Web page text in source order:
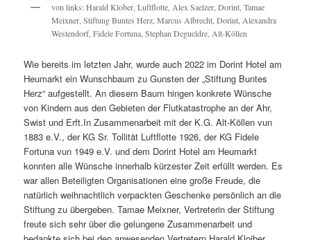
von links: Harald Klober, Luftflotte, Alex Saelzer, Dorint, Tamae
Meixner, Stiftung Buntes Herz, Marcus Albrecht, Dorint, Alexandra
Westendorf, Fidele Fortuna, Stephan Degueldre, Alt-Köllen
​ Wie bereits im letzten Jahr, wurde auch 2022 im Dorint Hotel am
Heumarkt ein Wunschbaum zu Gunsten der „Stiftung Buntes
Herz“ aufgestellt. An diesem Baum hingen konkrete Wünsche
von Kindern aus den Gebieten der Flutkatastrophe an der Ahr,
Swist und Erft. ​ In Zusammenarbeit mit der K.G. Alt-Köllen vun
1883 e.V., der KG Sr. Tollität Luftflotte 1926, der KG Fidele
Fortuna vun 1949 e.V. und dem Dorint Hotel am Heumarkt
konnten alle Wünsche innerhalb kürzester Zeit erfüllt werden. Es
war allen Beteiligten Organisationen eine große Freude, die
natürlich weihnachtlich verpackten Geschenke persönlich an die
Stiftung zu übergeben.​ Tamae Meixner, Vertreterin der Stiftung
freute sich sehr über die gelungene Zusammenarbeit und